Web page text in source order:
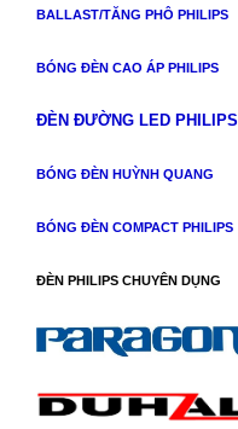
BALLAST/TĂNG PHÔ PHILIPS
BÓNG ĐÈN CAO ÁP PHILIPS
ĐÈN ĐƯỜNG LED PHILIPS
BÓNG ĐÈN HUỲNH QUANG
BÓNG ĐÈN COMPACT PHILIPS
ĐÈN PHILIPS CHUYÊN DỤNG